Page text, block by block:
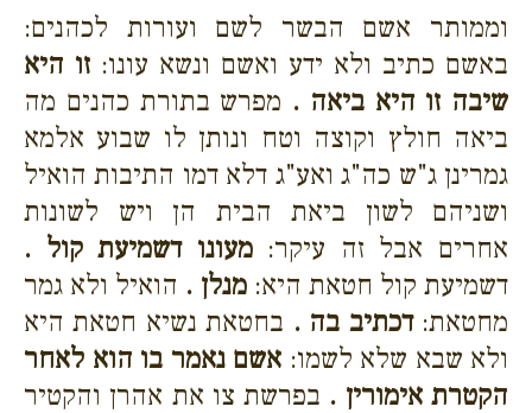
וממותר אשם הבשר לשם ועורות לכהנים:
באשם כתיב ולא ידע ואשם ונשא עונו: זו היא
שיבה זו היא ביאה . מפרש בתורת כהנים מה
ביאה חולץ וקוצה וטח ונותן לו שבוע אלמא
גמרינן ג"ש כה"ג ואע"ג דלא דמו התיבות הואיל
ושניהם לשון ביאת הבית הן ויש לשונות
אחרים אבל זה עיקר:מעונו דשמיעת קול .
דשמיעת קול חטאת היא:מנלן . הואיל ולא גמר
מחטאת:דכתיב בה . בחטאת נשיא חטאת היא
ולא שבא שלא לשמו: אשם נאמר בו הוא לאחר
הקטרת אימורין . בפרשת צו את אהרן והקטיר